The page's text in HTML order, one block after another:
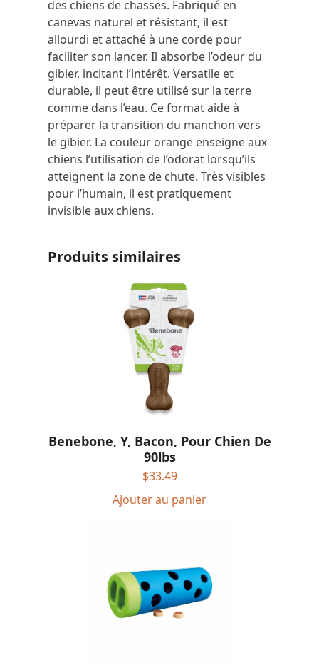
des chiens de chasses. Fabriqué en
canevas naturel et résistant, il est
allourdi et attaché à une corde pour
faciliter son lancer. Il absorbe l’odeur du
gibier, incitant l’intérêt. Versatile et
durable, il peut être utilisé sur la terre
comme dans l’eau. Ce format aide à
préparer la transition du manchon vers
le gibier. La couleur orange enseigne aux
chiens l’utilisation de l’odorat lorsqu’ils
atteignent la zone de chute. Très visibles
pour l’humain, il est pratiquement
invisible aux chiens.
Produits similaires
Benebone, Y, Bacon, Pour Chien De
90lbs
$33.49
Ajouter au panier